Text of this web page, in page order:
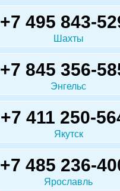
+7 495 843-
Шахты
+7 845 356-
Энгельс
+7 411 250-
Якутск
+7 485 236-
Ярославль